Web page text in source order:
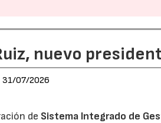
nuevo
31/07/2026
de Sistema Integrado de